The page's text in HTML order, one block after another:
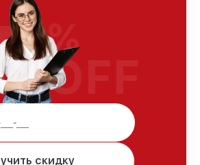
скидку
%
OFF